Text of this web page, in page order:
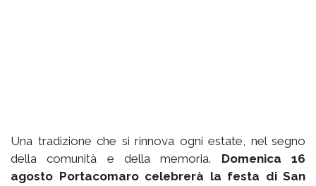
Una tradizione che si rinnova ogni estate, nel segno
della comunità e della memoria. Domenica 16
agosto Portacomaro celebrerà la festa di San